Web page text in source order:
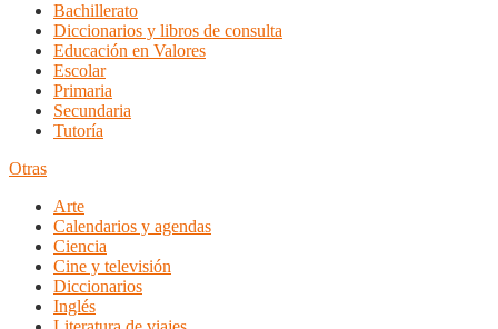
Bachillerato
Diccionarios y libros de consulta
Educación en Valores
Escolar
Primaria
Secundaria
Tutoría
Otras
Arte
Calendarios y agendas
Ciencia
Cine y televisión
Diccionarios
Inglés